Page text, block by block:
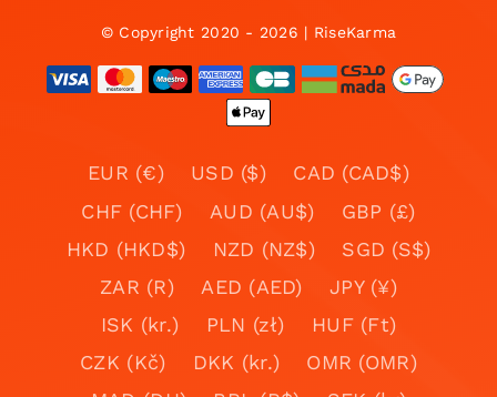
© Copyright 2020 - 2026 | RiseKarma
EUR (€) USD ($)
CAD (CAD$)
CHF (CHF)
AUD (AU$)
GBP (£)
HKD (HKD$)
NZD (NZ$)
SGD (S$)
ZAR (R)
AED (AED)
JPY (¥)
ISK (kr.)
PLN (zł)
HUF (Ft)
CZK (Kč)
DKK (kr.)
OMR (OMR)